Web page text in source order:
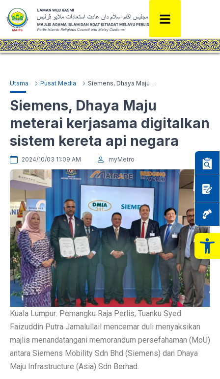
Utama Pusat Media Siemens, Dhaya Maju meterai kerjasama digitalkan sistem kereta api negara
Siemens, Dhaya Maju
meterai kerjasama digitalkan
sistem kereta api negara
2024/10/03 11:09 AM myMetro
Kuala Lumpur: Pemangku Raja Perlis, Tuanku Syed
Faizuddin Putra Jamalullail mencemar duli menyaksikan
majlis menandatangani memorandum persefahaman (MoU)
antara Siemens Mobility Sdn Bhd (Siemens) dan Dhaya
Maju Infrastructure (Asia) Sdn Berhad.